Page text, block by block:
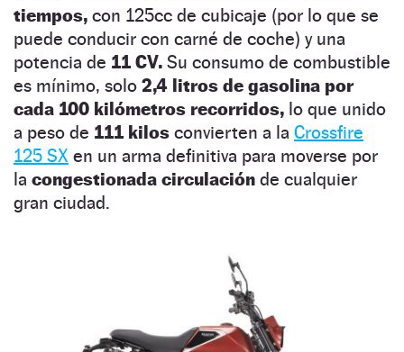
tiempos, con 125cc de cubicaje (por lo que se
puede conducir con carné de coche) y una
potencia de 11 CV. Su consumo de combustible
es mínimo, solo 2,4 litros de gasolina por
cada 100 kilómetros recorridos, lo que unido
a peso de 111 kilos convierten a la Crossfire
125 SX en un arma definitiva para moverse por
la congestionada circulación de cualquier
gran ciudad.